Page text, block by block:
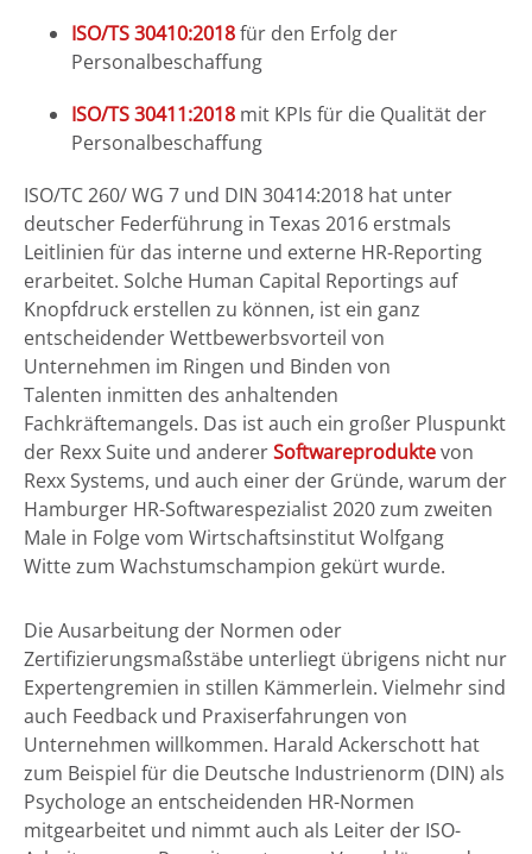
ISO/TS 30410:2018für den Erfolg der
Personalbeschaffung
ISO/TS 30411:2018 mit KPIs für die Qualität der
Personalbeschaffung
ISO/TC 260/ WG 7 und DIN 30414:2018 hat unter
deutscher Federführung in Texas 2016 erstmals
Leitlinien für das interne und externe HR-Reporting
erarbeitet. Solche Human Capital Reportings auf
Knopfdruck erstellen zu können, ist ein ganz
entscheidender Wettbewerbsvorteil von
Unternehmen im Ringen und Binden von
Talenten inmitten des anhaltenden
Fachkräftemangels. Das ist auch ein großer Pluspunkt
der Rexx Suite und andererSoftwareproduktevon
Rexx Systems, und auch einer der Gründe, warum der
Hamburger HR-Softwarespezialist 2020 zum zweiten
Male in Folge vom Wirtschaftsinstitut Wolfgang
Witte zum Wachstumschampion gekürt wurde.
Die Ausarbeitung der Normen oder
Zertifizierungsmaßstäbe unterliegt übrigens nicht nur
Expertengremien in stillen Kämmerlein. Vielmehr sind
auch Feedback und Praxiserfahrungen von
Unternehmen willkommen. Harald Ackerschott hat
zum Beispiel für die Deutsche Industrienorm (DIN) als
Psychologe an entscheidenden HR-Normen
mitgearbeitet und nimmt auch als Leiter der ISO-